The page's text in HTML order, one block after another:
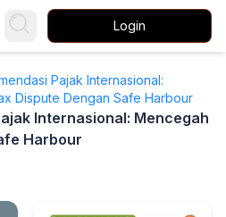
Login
Pajak Internasional:
Dispute Dengan Safe Harbour
Internasional: Mencegah
Harbour